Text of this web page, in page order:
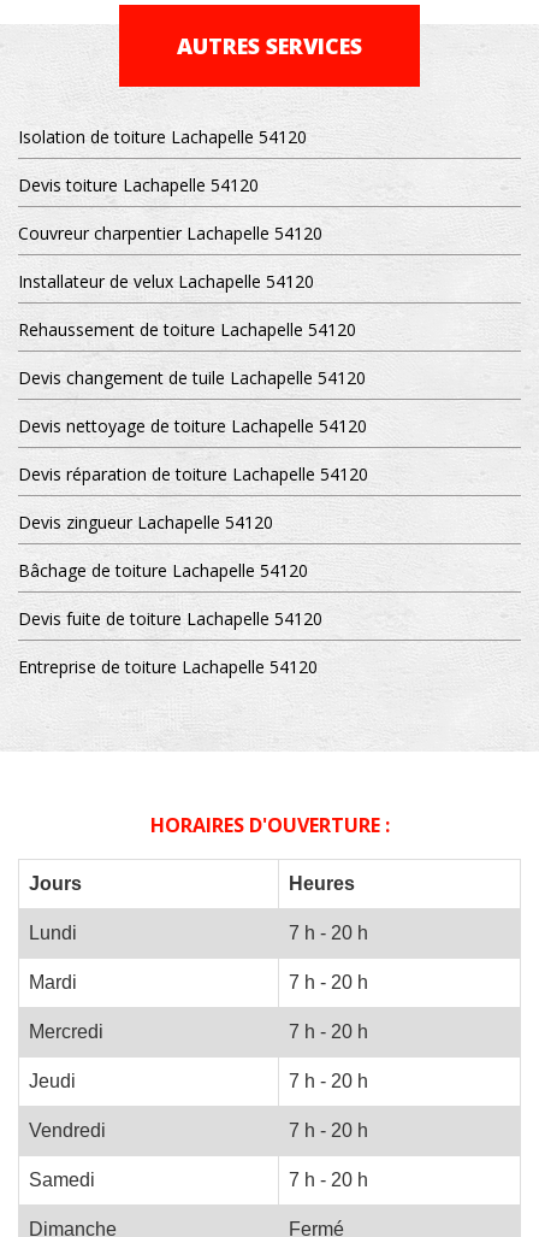
AUTRES SERVICES
Isolation de toiture Lachapelle 54120
Devis toiture Lachapelle 54120
Couvreur charpentier Lachapelle 54120
Installateur de velux Lachapelle 54120
Rehaussement de toiture Lachapelle 54120
Devis changement de tuile Lachapelle 54120
Devis nettoyage de toiture Lachapelle 54120
Devis réparation de toiture Lachapelle 54120
Devis zingueur Lachapelle 54120
Bâchage de toiture Lachapelle 54120
Devis fuite de toiture Lachapelle 54120
Entreprise de toiture Lachapelle 54120
HORAIRES D'OUVERTURE :
Jours Heures
Lundi 7 h - 20 h
Mardi 7 h - 20 h
Mercredi 7 h - 20 h
Jeudi 7 h - 20 h
Vendredi 7 h - 20 h
Samedi 7 h - 20 h
Dimanche Fermé